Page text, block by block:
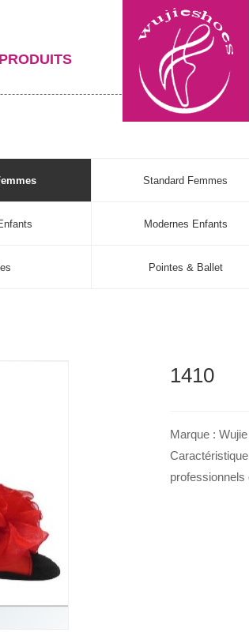
PRODUITS
Standard Femmes
Modernes Enfants
Pointes & Ballet
1410
Marque :
professionnels